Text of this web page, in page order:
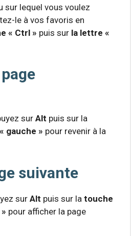
sur lequel vous voulez
le à vos favoris en
« Ctrl » puis sur la lettre «
surAlt puis sur la
gauche » pour revenir à la
suivante
surAlt puis sur la touche
pour afficher la page